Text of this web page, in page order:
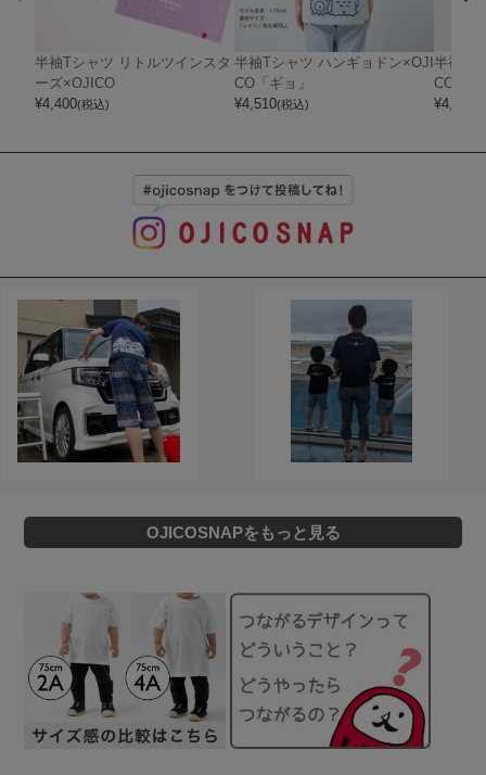
半袖Tシャツ リトルツインスタ
ーズ×OJICO
¥4,400(税込)
半袖Tシャツ ハンギョドン×OJI
CO「ギョ」
¥4,510(税込)
半袖T
CO
¥4,510
OJICOSNAPをもっと見る